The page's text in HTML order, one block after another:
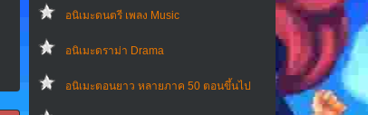
อนิเมะดนตรี เพลง Music
อนิเมะดราม่า Drama
อนิเมะตอนยาว หลายภาค 50 ตอนขึ้นไป